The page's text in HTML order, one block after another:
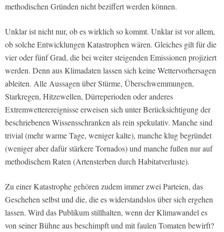
methodischen Gründen nicht beziffert werden können.
Unklar ist nicht nur, ob es wirklich so kommt. Unklar ist vor allem,
ob solche Entwicklungen Katastrophen wären. Gleiches gilt für die
vier oder fünf Grad, die bei weiter steigenden Emissionen projiziert
werden. Denn aus Klimadaten lassen sich keine Wettervorhersagen
ableiten. Alle Aussagen über Stürme, Überschwemmungen,
Starkregen, Hitzewellen, Dürreperioden oder anderes
Extremwetterereignisse erweisen sich unter Berücksichtigung der
beschriebenen Wissensschranken als rein spekulativ. Manche sind
trivial (mehr warme Tage, weniger kalte), manche klug begründet
(weniger aber dafür stärkere Tornados) und manche fußen nur auf
methodischem Raten (Artensterben durch Habitatverluste).
Zu einer Katastrophe gehören zudem immer zwei Parteien, das
Geschehen selbst und die, die es widerstandslos über sich ergehen
lassen. Wird das Publikum stillhalten, wenn der Klimawandel es
von seiner Bühne aus beschimpft und mit faulen Tomaten bewirft?